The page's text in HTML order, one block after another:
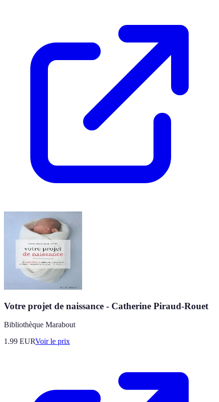
Votre projet de naissance - Catherine Piraud-Rouet
Bibliothèque Marabout
1.99 EURVoir le prix